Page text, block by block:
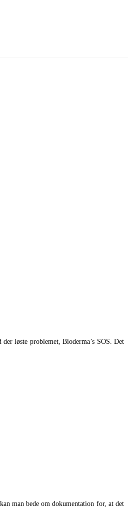
løste problemet, Bioderma’s SOS. Det
man bede om dokumentation for, at det